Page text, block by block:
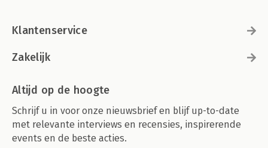
Klantenservice
Zakelijk
Altijd op de hoogte
Schrijf u in voor onze nieuwsbrief en blijf up-to-date
met relevante interviews en recensies, inspirerende
events en de beste acties.